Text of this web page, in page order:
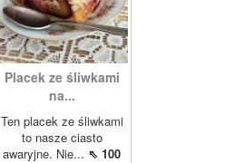
Placek ze śliwkami
na...
Ten placek ze śliwkami
to nasze ciasto
awaryjne. Nie... ⇖ 100